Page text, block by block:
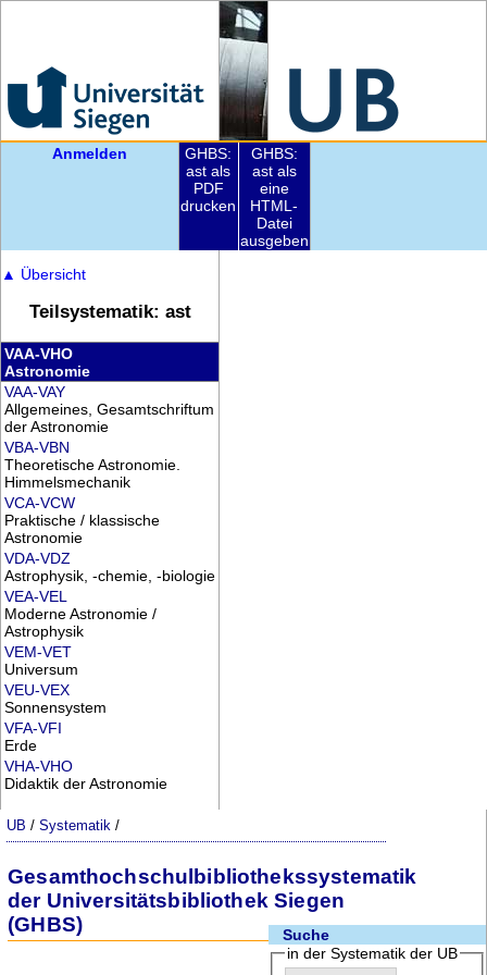
Anmelden
GHBS:
ast als
PDF
drucken
GHBS:
ast als
eine
HTML-
Datei
ausgeben
▲ Übersicht
Teilsystematik: ast
VAA-VHO
Astronomie
VAA-VAY
Allgemeines, Gesamtschriftum
der Astronomie
VBA-VBN
Theoretische Astronomie.
Himmelsmechanik
VCA-VCW
Praktische / klassische
Astronomie
VDA-VDZ
Astrophysik, -chemie, -biologie
VEA-VEL
Moderne Astronomie /
Astrophysik
VEM-VET
Universum
VEU-VEX
Sonnensystem
VFA-VFI
Erde
VHA-VHO
Didaktik der Astronomie
UB /Systematik /
Gesamthochschulbibliothekssystematik
der Universitätsbibliothek Siegen
(GHBS)
Suche
in der Systematik der UB